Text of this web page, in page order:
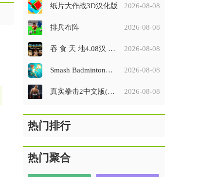
纸片大作战3D汉化版 2026-08-08
排兵布阵 2026-08-08
吞 食 天 地4.08汉 化 完 全 版 2026-08-08
Smash Badminton安装器 2026-08-08
真实拳击2中文版(Real Boxing 2) 2026-08-08
热门排行
热门聚合